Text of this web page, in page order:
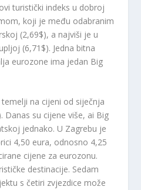
turistički indeks u dobroj
koji je među odabranim
(2,69$), a najviši je u
(6,71$). Jedna bitna
eurozone ima jedan Big
na cijeni od siječnja
Danas su cijene više, ai Big
jednako. U Zagrebu je
4,50 eura, odnosno 4,25
cijene za eurozonu.
destinacije. Sedam
s četiri zvjezdice može